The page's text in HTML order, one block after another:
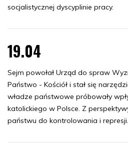
socjalistycznej dyscyplinie pracy.
19.04
Sejm powołał Urząd do spraw
Państwo - Kościół i stał się
władze państwowe próbowały
katolickiego w Polsce. Z
państwu do kontrolowania i represji.